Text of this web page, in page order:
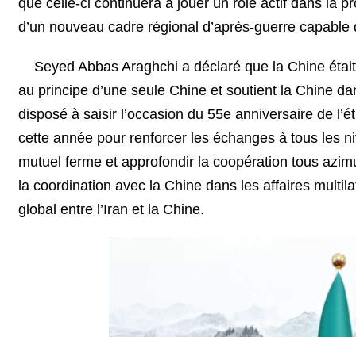
d’un nouveau cadre régional d’après-guerre
Seyed Abbas Araghchi a déclaré que la Chine
au principe d’une seule Chine et soutient la Chine
disposé à saisir l’occasion du 55e anniversaire de
cette année pour renforcer les échanges à tous les
mutuel ferme et approfondir la coopération tous
la coordination avec la Chine dans les affaires
global entre l’Iran et la Chine.